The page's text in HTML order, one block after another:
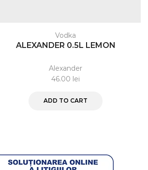
Vodka
ALEXANDER 0.5L LEMON
Alexander
46.00 lei
ADD TO CART